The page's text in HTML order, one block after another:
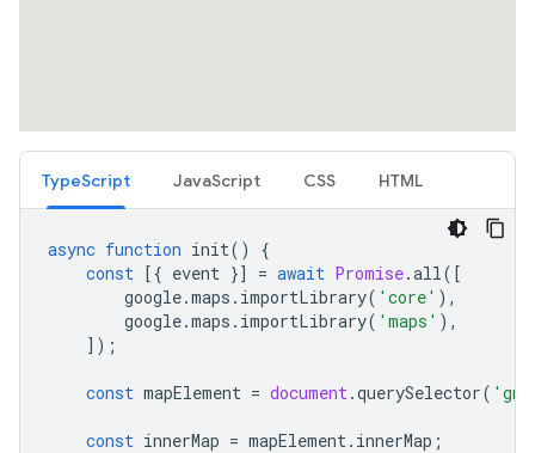
TypeScript JavaScript CSS HTML
async function init()
{
const [{ event }] = await Promise.all([
google.maps . importLibrary( 'core' ),
google.maps . importLibrary( 'maps' ),
]);
const mapElement = document.querySelector(
const innerMap = mapElement. innerMap ;